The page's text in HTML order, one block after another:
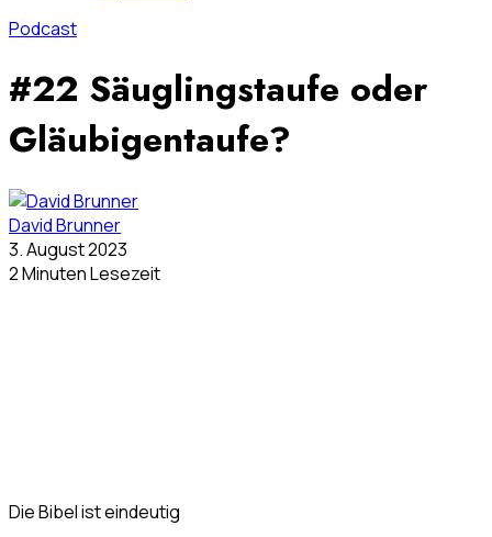
Podcast
#22 Säuglingstaufe oder
Gläubigentaufe?
David Brunner
3. August 2023
2 Minuten Lesezeit
Die Bibel ist eindeutig